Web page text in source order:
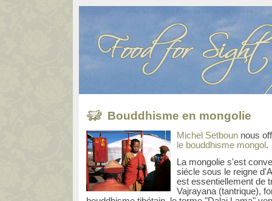
Recherche
Bouddhisme en mongolie
Michel Setboun nous
le bouddhisme mongol .
La mongolie s'est
siécle sous le reigne
est essentiellement de
Vajrayana (tantrique),